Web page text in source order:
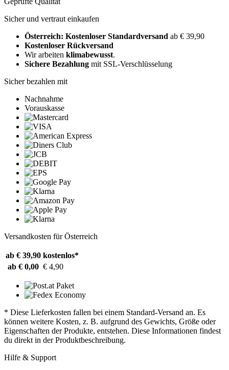
Sicher und vertraut einkaufen
Österreich: Kostenloser Standardversand ab € 39,90
Kostenloser Rückversand
Wir arbeiten klimabewusst.
Sichere Bezahlung mit SSL-Verschlüsselung
Sicher bezahlen mit
Nachnahme
Vorauskasse
Versandkosten für Österreich
ab € 39,90 kostenlos*
ab € 0,00 € 4,90
* Diese Lieferkosten fallen bei einem Standard-Versand an. Es
können weitere Kosten, z. B. aufgrund des Gewichts, Größe oder
Eigenschaften der Produkte, entstehen. Diese Informationen findest
du direkt in der Produktbeschreibung.
Hilfe & Support